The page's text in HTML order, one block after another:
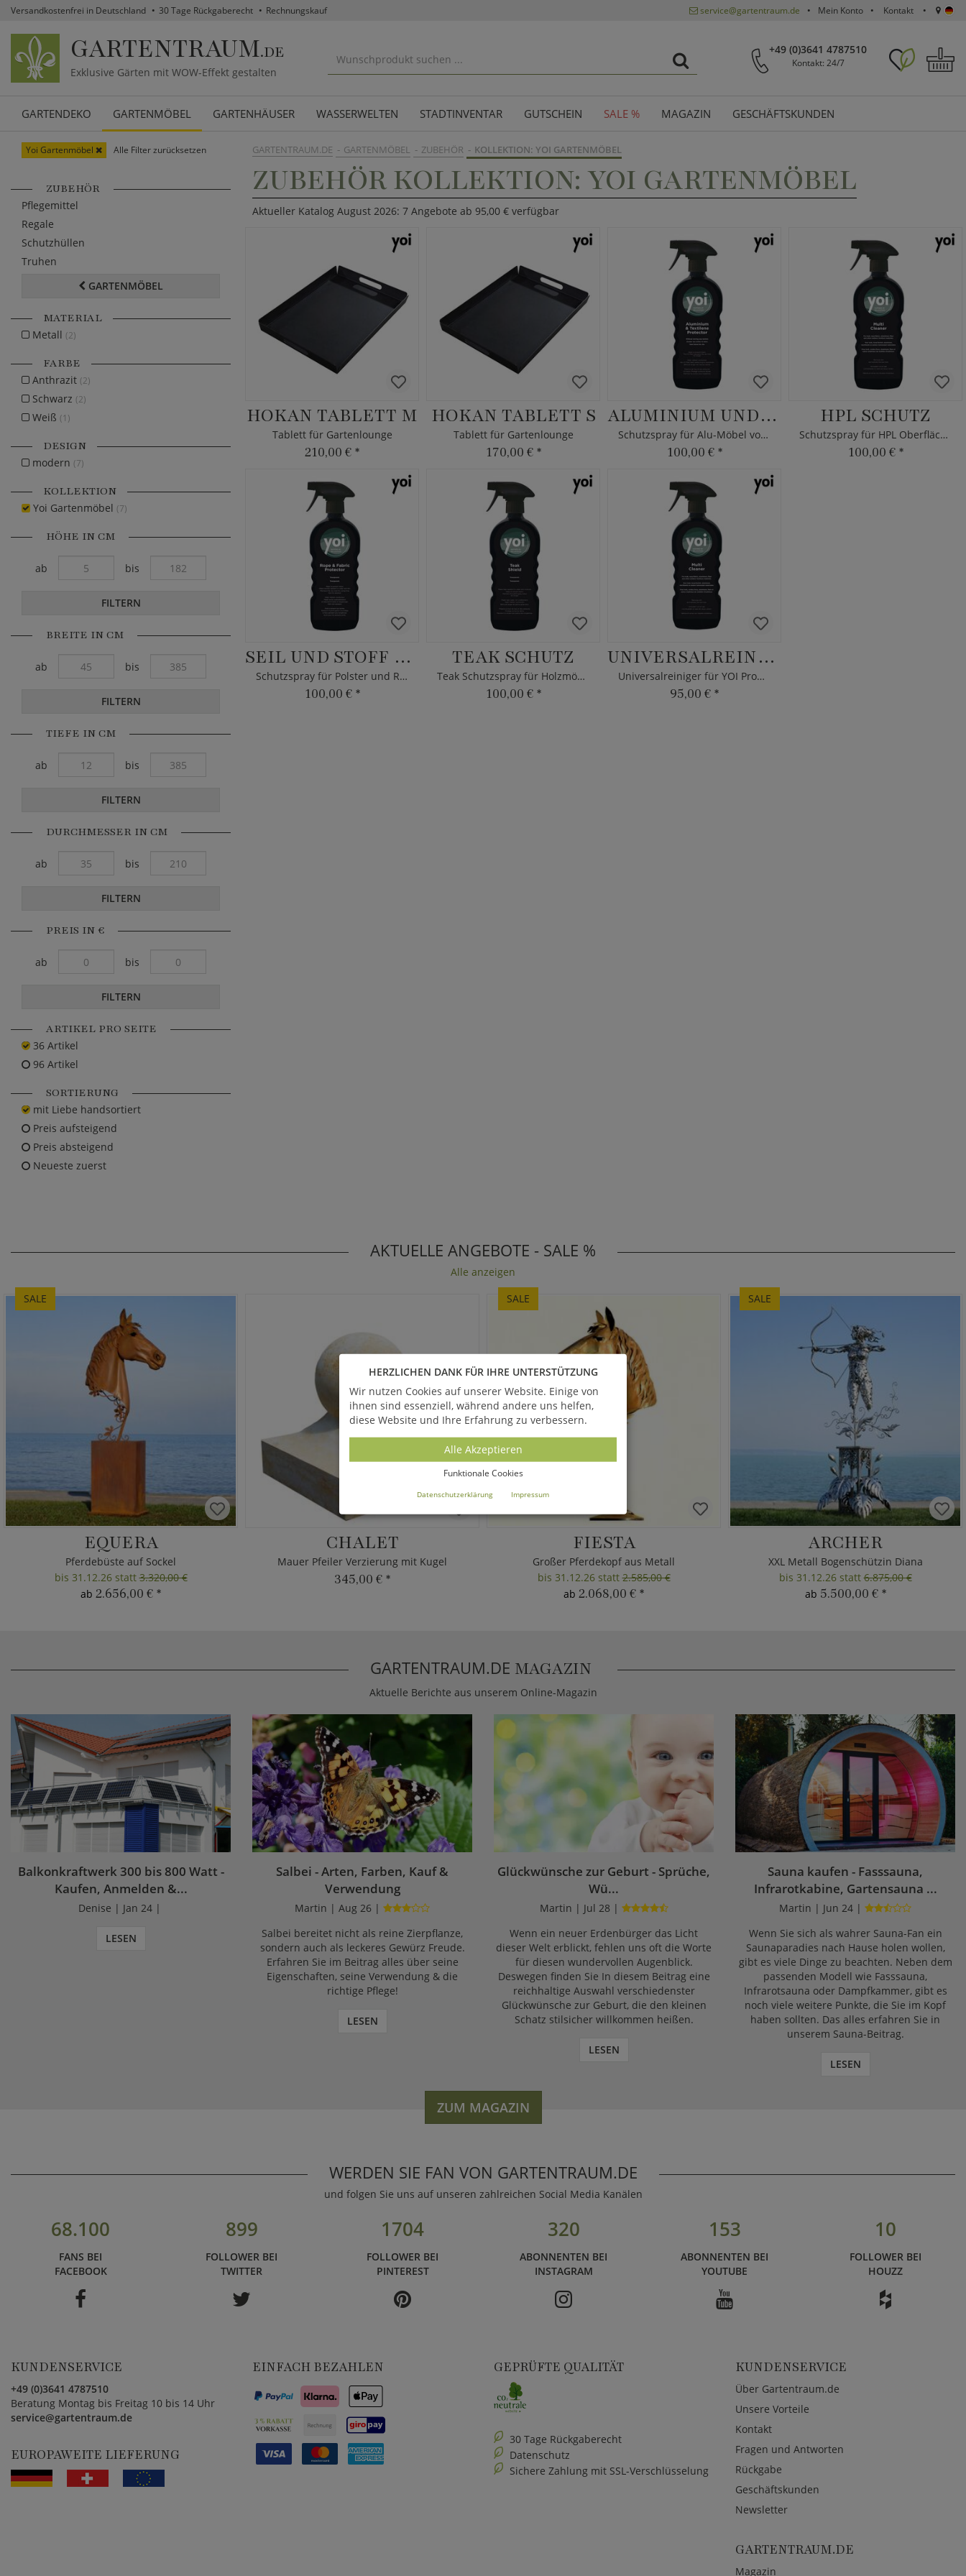
Versandkostenfrei in Deutschland 30 Tage Rückgaberecht Rechnungskauf service@gartentraum.de Mein Konto Kontakt
GARTENTRAUM.DE
Exklusive Gärten mit WOW-Effekt gestalten
+49 (0)3641 4787510
Kontakt: 24/7
GARTENDEKO GARTENMÖBEL GARTENHÄUSER WASSERWELTEN STADTINVENTAR GUTSCHEIN SALE % MAGAZIN GESCHÄFTSKUNDEN
GARTENTRAUM.DE GARTENMÖBEL ZUBEHÖR KOLLEKTION: YOI GARTENMÖBEL
ZUBEHÖR KOLLEKTION: YOI GARTENMÖBEL
Aktueller Katalog August 2026: 7 Angebote ab 95,00 € verfügbar
HOKAN TABLETT M
Tablett für Gartenlounge
210,00 € *
HOKAN TABLETT S
Tablett für Gartenlounge
170,00 € *
ALUMINIUM UND TEXTILIEN SCHUTZ
Schutzspray für Alu-Möbel von YOI
100,00 € *
HPL SCHUTZ
Schutzspray für HPL Oberflächen von YOI
100,00 € *
SEIL UND STOFF SCHUTZ
Schutzspray für Polster und Rope von YOI
100,00 € *
TEAK SCHUTZ
Teak Schutzspray für Holzmöbel von YOI
100,00 € *
UNIVERSALREINIGER
Universalreiniger für YOI Produkte
95,00 € *
Yoi Gartenmöbel Alle Filter zurücksetzen
ZUBEHÖR
Pflegemittel
Regale
Schutzhüllen
Truhen
GARTENMÖBEL
MATERIAL
Metall (2)
FARBE
Anthrazit (2)
Schwarz (2)
Weiß (1)
DESIGN
modern (7)
KOLLEKTION
Yoi Gartenmöbel (7)
HÖHE IN CM
ab bis
FILTERN
BREITE IN CM
ab bis
FILTERN
TIEFE IN CM
ab bis
FILTERN
DURCHMESSER IN CM
ab bis
FILTERN
PREIS IN €
ab bis
FILTERN
ARTIKEL PRO SEITE
36 Artikel
96 Artikel
SORTIERUNG
mit Liebe handsortiert
Preis aufsteigend
Preis absteigend
Neueste zuerst
AKTUELLE ANGEBOTE - SALE %
Alle anzeigen
SALE
EQUERA
Pferdebüste auf Sockel
bis 31.12.26 statt3.320,00 €
ab 2.656,00 € *
CHALET
Mauer Pfeiler Verzierung mit Kugel
345,00 € *
SALE
FIESTA
Großer Pferdekopf aus Metall
bis 31.12.26 statt2.585,00 €
ab 2.068,00 € *
SALE
ARCHER
XXL Metall Bogenschützin Diana
bis 31.12.26 statt6.875,00 €
ab 5.500,00 € *
GARTENTRAUM.DE MAGAZIN
Aktuelle Berichte aus unserem Online-Magazin
Balkonkraftwerk 300 bis 800 Watt -
Kaufen, Anmelden &...
Denise | Jan 24 |
LESEN
Salbei - Arten, Farben, Kauf &
Verwendung
Martin | Aug 26 |
Salbei bereitet nicht als reine Zierpflanze,
sondern auch als leckeres Gewürz Freude.
Erfahren Sie im Beitrag alles über seine
Eigenschaften, seine Verwendung & die
richtige Pflege!
LESEN
Glückwünsche zur Geburt - Sprüche,
Wü...
Martin | Jul 28 |
Wenn ein neuer Erdenbürger das Licht
dieser Welt erblickt, fehlen uns oft die Worte
für diesen wundervollen Augenblick.
Deswegen finden Sie In diesem Beitrag eine
reichhaltige Auswahl verschiedenster
Glückwünsche zur Geburt, die den kleinen
Schatz stilsicher willkommen heißen.
LESEN
Sauna kaufen - Fasssauna,
Infrarotkabine, Gartensauna ...
Martin | Jun 24 |
Wenn Sie sich als wahrer Sauna-Fan ein
Saunaparadies nach Hause holen wollen,
gibt es viele Dinge zu beachten. Neben dem
passenden Modell wie Fasssauna,
Infrarotsauna oder Dampfkammer, gibt es
noch viele weitere Punkte, die Sie im Kopf
haben sollten. Das alles erfahren Sie in
unserem Sauna-Beitrag.
LESEN
ZUM MAGAZIN
WERDEN SIE FAN VON GARTENTRAUM.DE
und folgen Sie uns auf unseren zahlreichen Social Media Kanälen
68.100
FANS BEI
FACEBOOK
899
FOLLOWER BEI
TWITTER
1704
FOLLOWER BEI
PINTEREST
320
ABONNENTEN BEI
INSTAGRAM
153
ABONNENTEN BEI
YOUTUBE
10
FOLLOWER BEI
HOUZZ
KUNDENSERVICE
+49 (0)3641 4787510
Beratung Montag bis Freitag 10 bis 14 Uhr
service@gartentraum.de
EUROPAWEITE LIEFERUNG
EINFACH BEZAHLEN GEPRÜFTE QUALITÄT
30 Tage Rückgaberecht
Datenschutz
Sichere Zahlung mit SSL-Verschlüsselung
KUNDENSERVICE
Über Gartentraum.de
Unsere Vorteile
Kontakt
Fragen und Antworten
Rückgabe
Geschäftskunden
Newsletter
GARTENTRAUM.DE
Magazin
HERZLICHEN DANK FÜR IHRE UNTERSTÜTZUNG
Wir nutzen Cookies auf unserer Website. Einige von
ihnen sind essenziell, während andere uns helfen,
diese Website und Ihre Erfahrung zu verbessern.
Alle Akzeptieren
Funktionale Cookies
Datenschutzerklärung Impressum